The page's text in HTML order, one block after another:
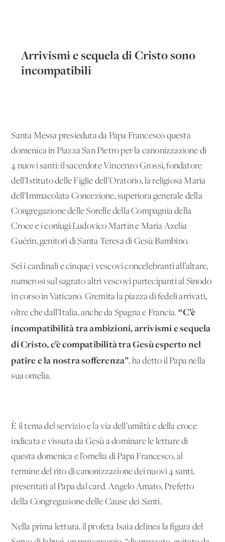
Arrivismi e sequela di Cristo sono
incompatibili
Santa Messa presieduta da Papa Francesco questa
domenica in Piazza San Pietro per la canonizzazione di
4 nuovi santi: il sacerdote Vincenzo Grossi, fondatore
dell’Istituto delle Figlie dell’Oratorio, la religiosa Maria
dell’Immacolata Concezione, superiora generale della
Congregazione delle Sorelle della Compagnia della
Croce e i coniugi Ludovico Martin e Maria Azelia
Guérin, genitori di Santa Teresa di Gesù Bambino.
Sei i cardinali e cinque i vescovi concelebranti all’altare,
numerosi sul sagrato altri vescovi partecipanti al Sinodo
in corso in Vaticano. Gremita la piazza di fedeli arrivati,
oltre che dall’Italia, anche da Spagna e Francia.“C’è
incompatibilità tra ambizioni, arrivismi e sequela
di Cristo, c’è compatibilità tra Gesù esperto nel
patire e la nostra sofferenza”, ha detto il Papa nella
sua omelia.
È il tema del servizio e la via dell’umiltà e della croce
indicata e vissuta da Gesù a dominare le letture di
questa domenica e l’omelia di Papa Francesco, al
termine del rito di canonizzazione dei nuovi 4 santi,
presentati al Papa dal card. Angelo Amato, Prefetto
della Congregazione delle Cause dei Santi.
Nella prima lettura, il profeta Isaia delinea la figura del